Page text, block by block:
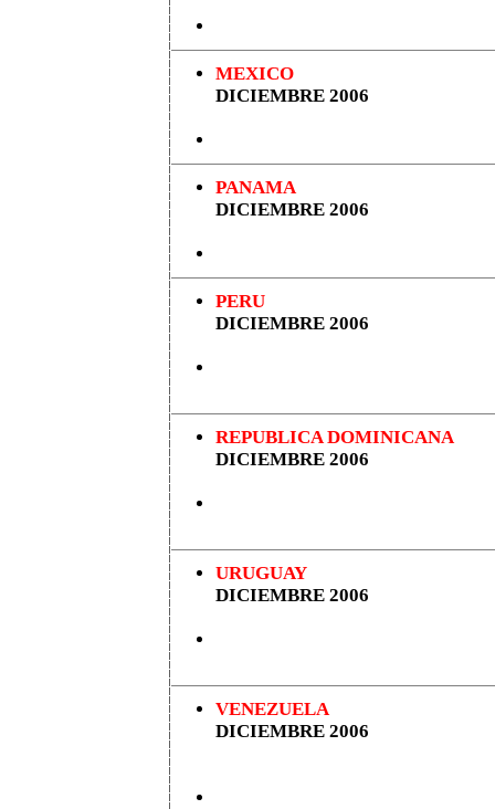
MEXICO
DICIEMBRE 2006
PANAMA
DICIEMBRE 2006
PERU
DICIEMBRE 2006
REPUBLICA DOMINICANA
DICIEMBRE 2006
URUGUAY
DICIEMBRE 2006
VENEZUELA
DICIEMBRE 2006